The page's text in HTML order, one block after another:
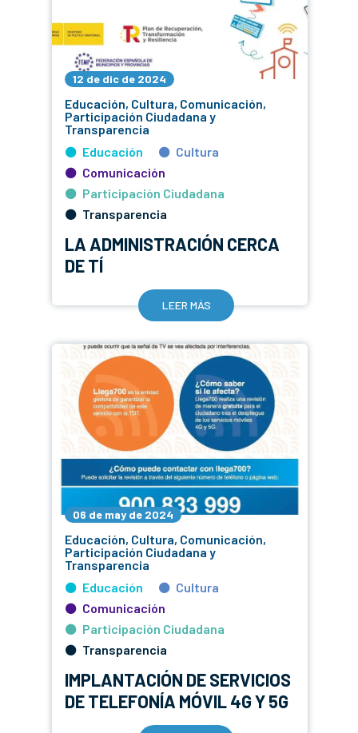
12 de dic de 2024
Educación, Cultura, Comunicación,
Participación Ciudadana y
Transparencia
Educación
Cultura
Comunicación
Participación Ciudadana
Transparencia
LA ADMINISTRACIÓN CERCA
DE TÍ
LEER MÁS
06 de may de 2024
Educación, Cultura, Comunicación,
Participación Ciudadana y
Transparencia
Educación
Cultura
Comunicación
Participación Ciudadana
Transparencia
IMPLANTACIÓN DE SERVICIOS
DE TELEFONÍA MÓVIL 4G Y 5G